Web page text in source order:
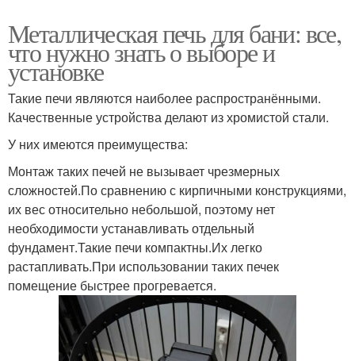
Металлическая печь для бани: все,
что нужно знать о выборе и
установке
Такие печи являются наиболее распространёнными.
Качественные устройства делают из хромистой стали.
У них имеются преимущества:
Монтаж таких печей не вызывает чрезмерных
сложностей.По сравнению с кирпичными конструкциями,
их вес относительно небольшой, поэтому нет
необходимости устанавливать отдельный
фундамент.Такие печи компактны.Их легко
растапливать.При использовании таких печек
помещение быстрее прогревается.